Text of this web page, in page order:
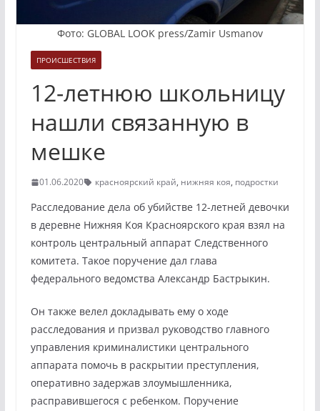
Фото: GLOBAL LOOK press/Zamir Usmanov
ПРОИСШЕСТВИЯ
12-летнюю школьницу
нашли связанную в
мешке
01.06.2020 красноярский край, нижняя коя, подростки
Расследование дела об убийстве 12-летней девочки
в деревне Нижняя Коя Красноярского края взял на
контроль центральный аппарат Следственного
комитета. Такое поручение дал глава
федерального ведомства Александр Бастрыкин.
Он также велел докладывать ему о ходе
расследования и призвал руководство главного
управления криминалистики центрального
аппарата помочь в раскрытии преступления,
оперативно задержав злоумышленника,
расправившегося с ребенком. Поручение